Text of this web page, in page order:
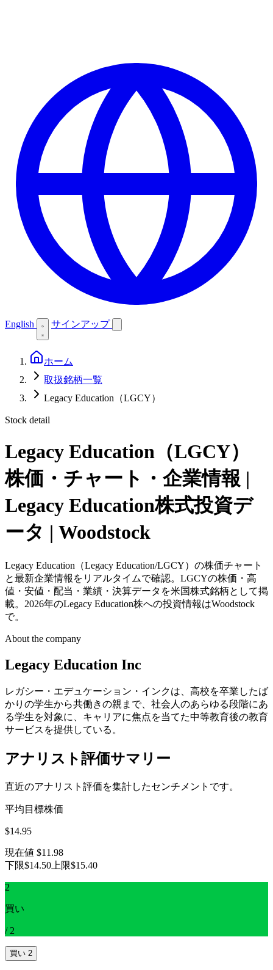
English サインアップ
ホーム
取扱銘柄一覧
Legacy Education（LGCY）
Stock detail
Legacy Education（LGCY）
株価・チャート・企業情報 |
Legacy Education株式投資デ
ータ | Woodstock
Legacy Education（Legacy Education/LGCY）の株価チャート
と最新企業情報をリアルタイムで確認。LGCYの株価・高
値・安値・配当・業績・決算データを米国株式銘柄として掲
載。2026年のLegacy Education株への投資情報はWoodstock
で。
About the company
Legacy Education Inc
レガシー・エデュケーション・インクは、高校を卒業したば
かりの学生から共働きの親まで、社会人のあらゆる段階にあ
る学生を対象に、キャリアに焦点を当てた中等教育後の教育
サービスを提供している。
アナリスト評価サマリー
直近のアナリスト評価を集計したセンチメントです。
平均目標株価
$14.95
現在値 $11.98
下限$14.50 上限$15.40
2
買い
/ 2
買い 2